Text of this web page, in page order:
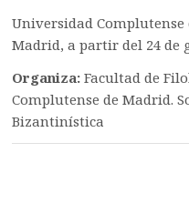
Universidad
Madrid, a partir del 24 de
Organiza:Facultad de
Complutense de Madrid.
Bizantinística